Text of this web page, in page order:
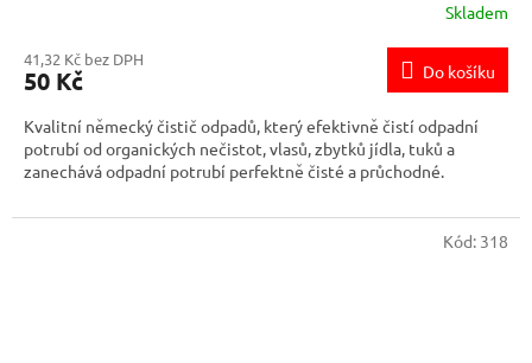
Skladem
41,32 Kč bez DPH
50 Kč Do košíku
Kvalitní německý čistič odpadů, který efektivně čistí odpadní
potrubí od organických nečistot, vlasů, zbytků jídla, tuků a
zanechává odpadní potrubí perfektně čisté a průchodné.
Kód: 318